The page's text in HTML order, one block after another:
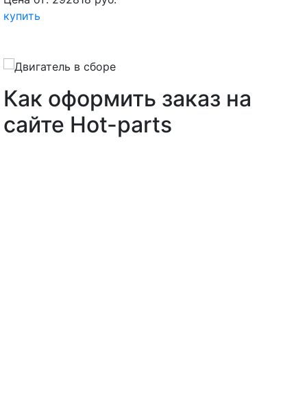
купить
Как оформить заказ на
сайте Hot-parts